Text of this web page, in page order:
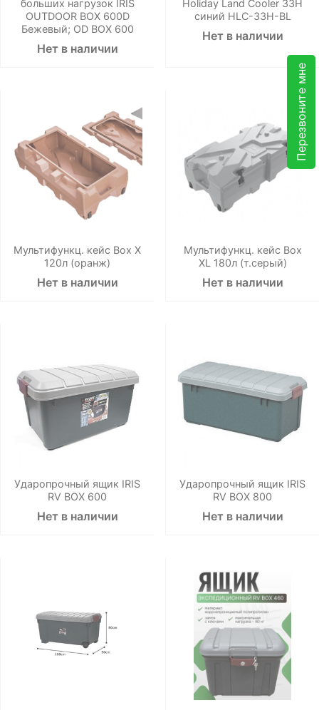
Перезвоните мне
больших нагрузок IRIS
OUTDOOR BOX 600D
Бежевый; OD BOX 600
Нет в наличии
Holiday Land Cooler 33H
синий HLC-33H-BL
Нет в наличии
Мультифункц. кейс Box X
120л (оранж)
Нет в наличии
Мультифункц. кейс Box
XL 180л (т.серый)
Нет в наличии
Ударопрочный ящик IRIS
RV BOX 600
Нет в наличии
Ударопрочный ящик IRIS
RV BOX 800
Нет в наличии